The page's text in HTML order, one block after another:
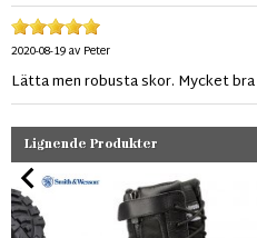
2020-08-19av Peter
Lätta men robusta skor. Mycket bra
Lignende Produkter